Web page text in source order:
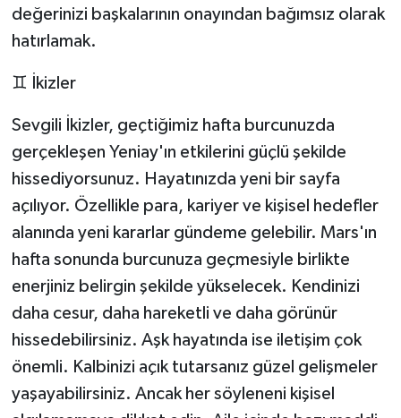
değerinizi başkalarının onayından bağımsız olarak
hatırlamak.
♊ İkizler
Sevgili İkizler, geçtiğimiz hafta burcunuzda
gerçekleşen Yeniay'ın etkilerini güçlü şekilde
hissediyorsunuz. Hayatınızda yeni bir sayfa
açılıyor. Özellikle para, kariyer ve kişisel hedefler
alanında yeni kararlar gündeme gelebilir. Mars'ın
hafta sonunda burcunuza geçmesiyle birlikte
enerjiniz belirgin şekilde yükselecek. Kendinizi
daha cesur, daha hareketli ve daha görünür
hissedebilirsiniz. Aşk hayatında ise iletişim çok
önemli. Kalbinizi açık tutarsanız güzel gelişmeler
yaşayabilirsiniz. Ancak her söyleneni kişisel